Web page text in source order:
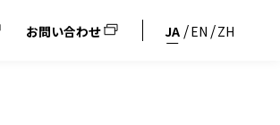
お問い合わせ JA EN ZH